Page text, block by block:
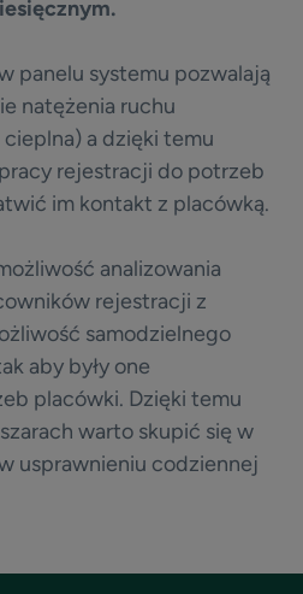
panelu systemu pozwalają
natężenia ruchu
a dzięki temu
rejestracji do potrzeb
im kontakt z placówką.
analizowania
rejestracji z
samodzielnego
aby były one
placówki. Dzięki temu
warto skupić się w
usprawnieniu codziennej